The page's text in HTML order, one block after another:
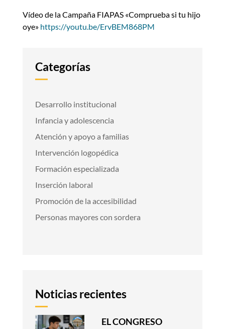
Vídeo de la Campaña FIAPAS «Comprueba si tu hijo
oye» https://youtu.be/ErvBEM868PM
Categorías
Desarrollo institucional
Infancia y adolescencia
Atención y apoyo a familias
Intervención logopédica
Formación especializada
Inserción laboral
Promoción de la accesibilidad
Personas mayores con sordera
EL CONGRESO
Noticias recientes